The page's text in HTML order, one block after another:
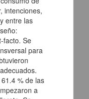
intenciones,
entre las
facto. Se
para
% de las
a